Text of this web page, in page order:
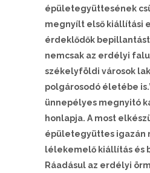
épületegyüttesének
megnyílt első kiállítási
érdeklődők
nemcsak az erdélyi
székelyföldi városok
polgárosodó életébe
ünnepélyes megnyitó
honlapja. A most
épületegyüttes igazán
lélekemelő kiállítás és
Ráadásul az erdélyi